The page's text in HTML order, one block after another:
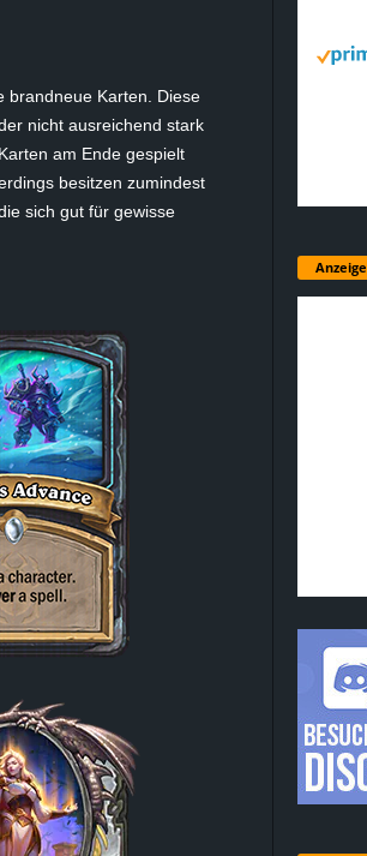
brandneue Karten. Diese
nicht ausreichend stark
am Ende gespielt
besitzen zumindest
sich gut für gewisse
Anzeige